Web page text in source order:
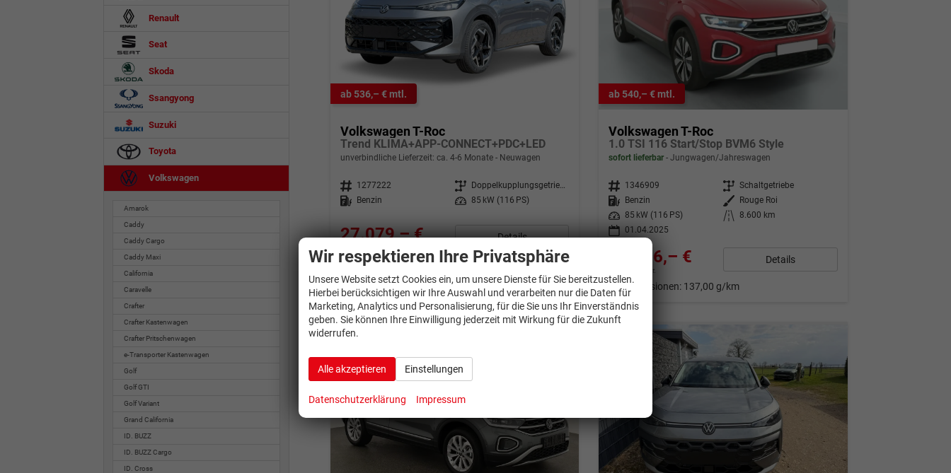
ab 536,– € mtl.
Volkswagen T-Roc
Trend KLIMA+APP-CONNECT+PDC+LED
unverbindliche Lieferzeit: ca. 4-6 Monate Neuwagen
Fahrzeugnr. 1277222 Getriebe
Doppelkupplungsgetriebe (DSG)
Kraftstoff
Benzin Leistung 85 kW (116 PS)
27.079,– €
incl. 19% MwSt.
Details
Verbrauch kombiniert: 5,50 l/100km
CO2-Klasse:D
CO2-Emissionen: 126,00 g/km
ab 540,– € mtl.
Volkswagen T-Roc
1.0 TSI 116 Start/Stop BVM6 Style
sofort lieferbar Jungwagen/Jahreswagen
Fahrzeugnr. 1346909 Getriebe Schaltgetriebe
Kraftstoff
Benzin Außenfarbe
Rouge Roi
Leistung
85 kW (116 PS) Kilometerstand
8.600 km
01.04.2025
27.296,– €
incl. 19% MwSt.
Details
CO2-Emissionen: 137,00 g/km
Renault
Seat
Skoda
Ssangyong
Suzuki
Toyota
Volkswagen
Amarok
Caddy
Caddy Cargo
Caddy Maxi
California
Caravelle
Crafter
Crafter Kastenwagen
Crafter Pritschenwagen
e-Transporter Kastenwagen
Golf
Golf GTI
Golf Variant
Grand California
ID. BUZZ
ID. BUZZ Cargo
ID. Cross
Wir respektieren Ihre Privatsphäre
Unsere Website setzt Cookies ein, um unsere Dienste für Sie bereitzustellen.
Hierbei berücksichtigen wir Ihre Auswahl und verarbeiten nur die Daten für
Marketing, Analytics und Personalisierung, für die Sie uns Ihr Einverständnis
geben. Sie können Ihre Einwilligung jederzeit mit Wirkung für die Zukunft
widerrufen.
Alle akzeptieren Einstellungen
Datenschutzerklärung Impressum